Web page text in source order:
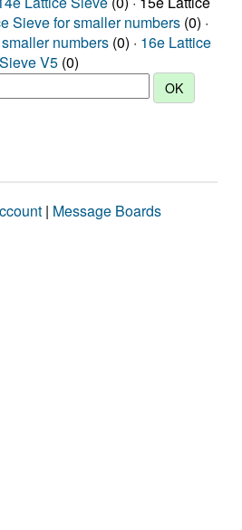
Sieve for smaller numbers (0) ·
numbers (0) · 16e Lattice
Sieve V5 (0)
| Message Boards